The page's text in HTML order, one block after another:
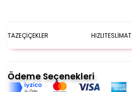
TAZEÇİÇEKLER HIZLITESLİMAT
Ödeme Seçenekleri